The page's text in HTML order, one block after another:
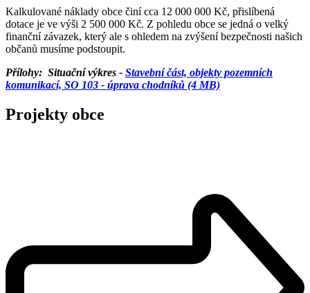
Kal­kulované náklady obce činí cca 12 000 000 Kč, přislíbená
dotace je ve výši 2 500 000 Kč. Z pohledu obce se jedná o velký
finanční závazek, kte­rý ale s ohledem na zvýšení bezpečnosti našich
občanů musíme podstoupit.
Přílohy: Situační výkres - Stavební část, objekty pozemních
komunikací, SO 103 - úprava chodníků (4 MB)
Projekty obce